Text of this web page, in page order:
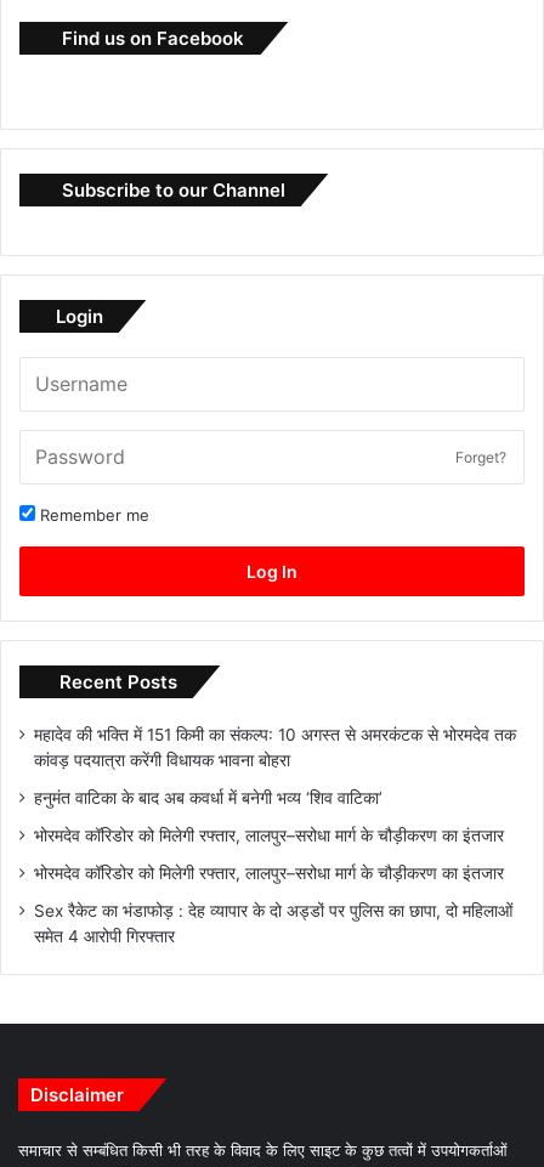
Find us on Facebook
Subscribe to our Channel
Login
Forget?
Remember me
Log In
Recent Posts
महादेव की भक्ति में 151 किमी का संकल्प: 10 अगस्त से अमरकंटक से भोरमदेव तक
कांवड़ पदयात्रा करेंगी विधायक भावना बोहरा
हनुमंत वाटिका के बाद अब कवर्धा में बनेगी भव्य ‘शिव वाटिका’
भोरमदेव कॉरिडोर को मिलेगी रफ्तार, लालपुर–सरोधा मार्ग के चौड़ीकरण का इंतजार
भोरमदेव कॉरिडोर को मिलेगी रफ्तार, लालपुर–सरोधा मार्ग के चौड़ीकरण का इंतजार
Sex रैकेट का भंडाफोड़ : देह व्यापार के दो अड्डों पर पुलिस का छापा, दो महिलाओं
समेत 4 आरोपी गिरफ्तार
Disclaimer
समाचार से सम्बंधित किसी भी तरह के विवाद के लिए साइट के कुछ तत्वों में उपयोगकर्ताओं